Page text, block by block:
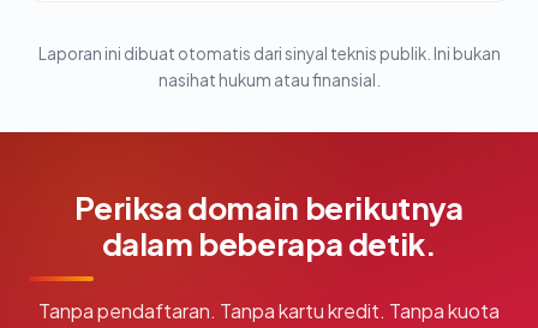
Laporan ini dibuat otomatis dari sinyal teknis publik. Ini bukan
nasihat hukum atau finansial.
Periksa domain berikutnya
dalam beberapa detik.
Tanpa pendaftaran. Tanpa kartu kredit. Tanpa kuota